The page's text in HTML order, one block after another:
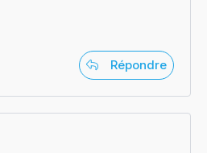
Répondre